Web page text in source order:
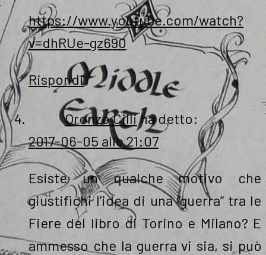
https://www.youtube.com/watch?
v=dhRUe-gz690
Rispondi
Oronzo Cilliha detto:
2017-06-05 alle 21:07
Esiste un qualche motivo che
giustifichi l’idea di una “guerra” tra le
Fiere del libro di Torino e Milano? E
ammesso che la guerra vi sia, si può